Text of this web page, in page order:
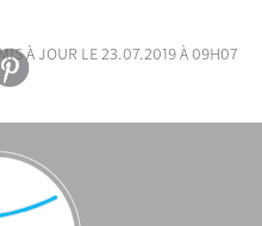
à jour le 23.07.2019 à 09h07